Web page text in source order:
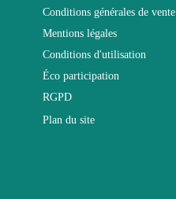
280x180x40
Conditions générales de vente
Mentions légales
Conditions d'utilisation
Éco participation
RGPD
Plan du site